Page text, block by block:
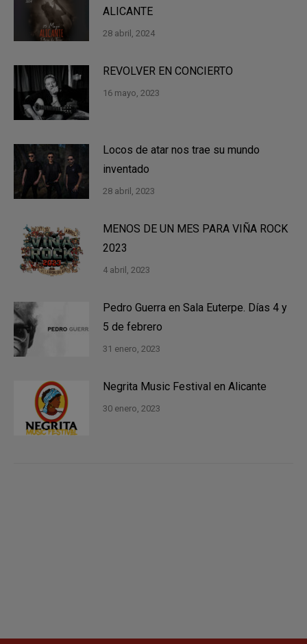
ALICANTE
28 abril, 2024
REVOLVER EN CONCIERTO
16 mayo, 2023
Locos de atar nos trae su mundo
inventado
28 abril, 2023
MENOS DE UN MES PARA VIÑA ROCK
2023
4 abril, 2023
Pedro Guerra en Sala Euterpe. Días 4 y
5 de febrero
31 enero, 2023
Negrita Music Festival en Alicante
30 enero, 2023